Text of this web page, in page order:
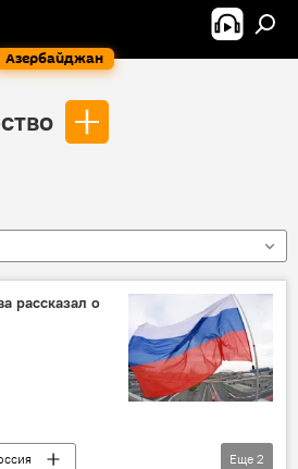
Азербайджан
рассказал о
Еще 2